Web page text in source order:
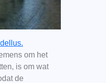
om het
is om wat
de